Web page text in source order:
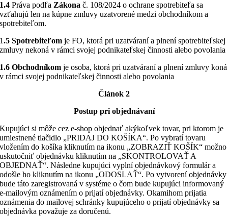
1.4 Práva podľa Zákona č. 108/2024 o ochrane spotrebiteľa sa
vzťahujú len na kúpne zmluvy uzatvorené medzi obchodníkom a
spotrebiteľom.
1.5 Spotrebiteľom je FO, ktorá pri uzatváraní a plnení spotrebiteľskej
zmluvy nekoná v rámci svojej podnikateľskej činnosti alebo povolania
1.6 Obchodníkom je osoba, ktorá pri uzatváraní a plnení zmluvy koná
v rámci svojej podnikateľskej činnosti alebo povolania
Článok 2
Postup pri objednávaní
Kupujúci si môže cez e-shop objednať akýkoľvek tovar, pri ktorom je
umiestnené tlačidlo „PRIDAJ DO KOŠÍKA“. Po vybratí tovaru
vložením do košíka kliknutím na ikonu „ZOBRAZIŤ KOŠÍK“ možno
uskutočniť objednávku kliknutím na „SKONTROLOVAŤ A
OBJEDNAŤ“. Následne kupujúci vyplní objednávkový formulár a
odošle ho kliknutím na ikonu „ODOSLAŤ“. Po vytvorení objednávky
bude táto zaregistrovaná v systéme o čom bude kupujúci informovaný
e-mailovým oznámením o prijatí objednávky. Okamihom prijatia
oznámenia do mailovej schránky kupujúceho o prijatí objednávky sa
objednávka považuje za doručenú.